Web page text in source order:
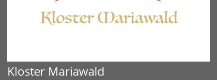
Kloster Mariawald